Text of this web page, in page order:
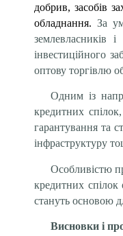
добрив, засобів
обладнання. За
землевласників
інвестиційного
оптову торгівлю
Одним із
кредитних
гарантування та
інфраструктуру
Особливістю
кредитних
стануть основою
Висновки і